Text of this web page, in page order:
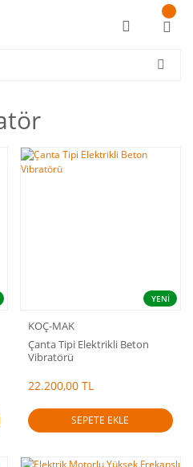
YENİ
KOÇ-MAK
Çanta Tipi Elektrikli Beton
Vibratörü
22.200,00 TL
SEPETE EKLE